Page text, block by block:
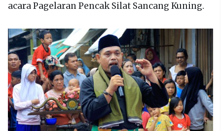
acara Pagelaran Pencak Silat Sancang Kuning.